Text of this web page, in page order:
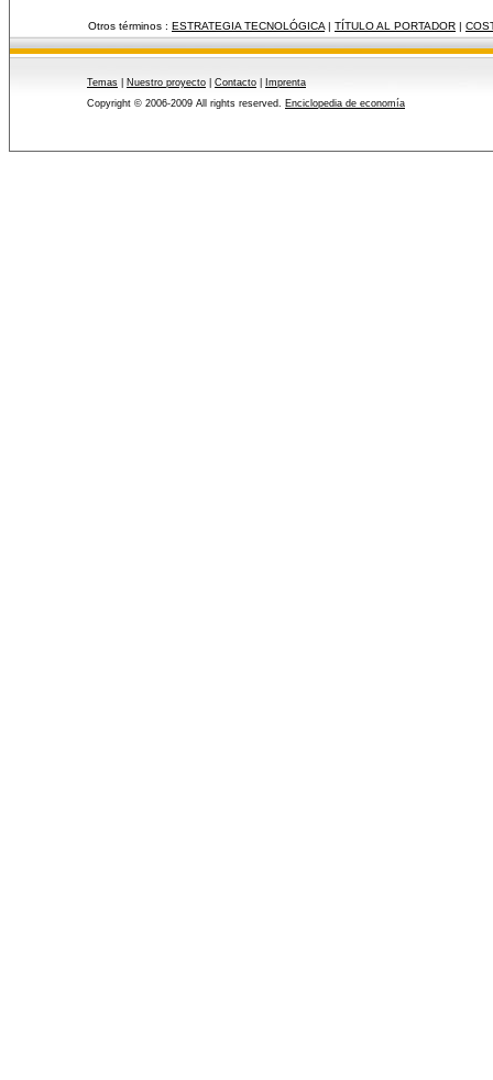
Otros términos : ESTRATEGIA TECNOLÓGICA | TÍTULO AL PORTADOR |
Temas Nuestro proyecto Contacto
Imprenta
Copyright © 2006-2009 All rights reserved. Enciclopedia de economía